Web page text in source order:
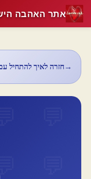
→חזרה לאיך להתחיל
אתר האהבה